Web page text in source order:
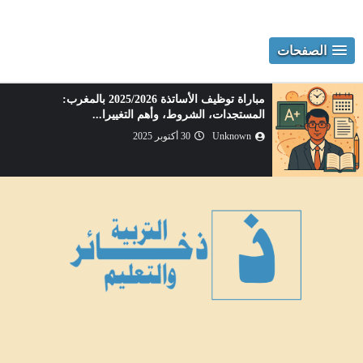
الصفحات
📌 طرق فعّالة في تفعيل التعلم النشط داخل الفصل
الدراسي
Unknown 26 أكتوبر 2025